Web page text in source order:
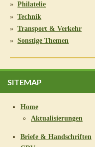
Philatelie
Technik
Transport & Verkehr
Sonstige Themen
SITEMAP
Home
Aktualisierungen
Briefe & Handschriften